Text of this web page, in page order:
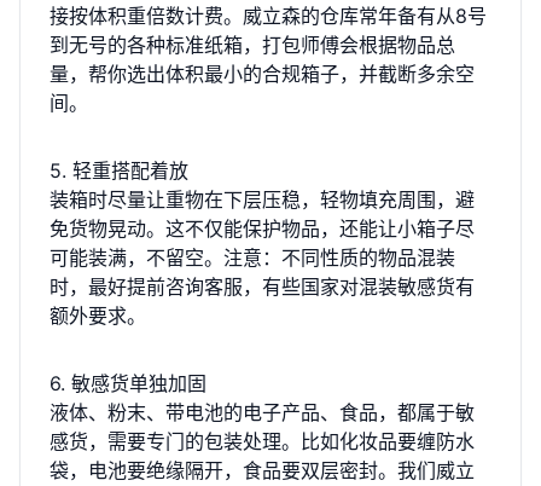
接按体积重倍数计费。威立森的仓库常年备有从8号
到无号的各种标准纸箱，打包师傅会根据物品总
量，帮你选出体积最小的合规箱子，并截断多余空
间。
5. 轻重搭配着放
装箱时尽量让重物在下层压稳，轻物填充周围，避
免货物晃动。这不仅能保护物品，还能让小箱子尽
可能装满，不留空。注意：不同性质的物品混装
时，最好提前咨询客服，有些国家对混装敏感货有
额外要求。
6. 敏感货单独加固
液体、粉末、带电池的电子产品、食品，都属于敏
感货，需要专门的包装处理。比如化妆品要缠防水
袋，电池要绝缘隔开，食品要双层密封。我们威立